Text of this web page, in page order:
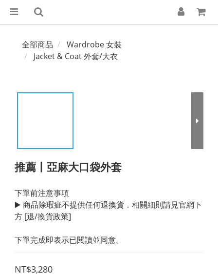
全部商品
Wardrobe 女裝
Jacket & Coat 外套/大衣
推薦丨亞麻大口袋外套
下單前注意事項
▶️ 商品除瑕疵不提供任何退換貨．相關細則請見官網下
方 [退/換貨政策]
下單完成即表示已閱讀並同意。
NT$3,280